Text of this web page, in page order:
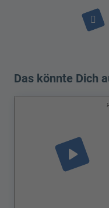
Das könnte Dich
play_arrow